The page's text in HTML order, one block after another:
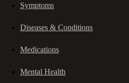
Symptoms
Diseases & Conditions
Medications
Mental Health